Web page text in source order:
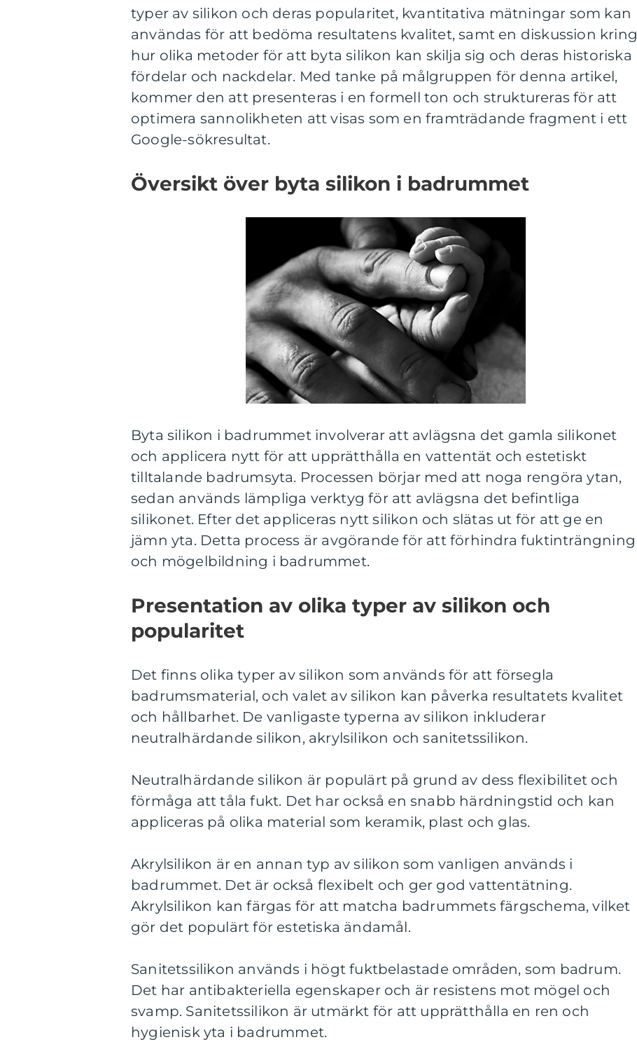
typer av silikon och deras popularitet, kvantitativa mätningar som kan
användas för att bedöma resultatens kvalitet, samt en diskussion kring
hur olika metoder för att byta silikon kan skilja sig och deras historiska
fördelar och nackdelar. Med tanke på målgruppen för denna artikel,
kommer den att presenteras i en formell ton och struktureras för att
optimera sannolikheten att visas som en framträdande fragment i ett
Google-sökresultat.
Översikt över byta silikon i badrummet
Byta silikon i badrummet involverar att avlägsna det gamla silikonet
och applicera nytt för att upprätthålla en vattentät och estetiskt
tilltalande badrumsyta. Processen börjar med att noga rengöra ytan,
sedan används lämpliga verktyg för att avlägsna det befintliga
silikonet. Efter det appliceras nytt silikon och slätas ut för att ge en
jämn yta. Detta process är avgörande för att förhindra fuktinträngning
och mögelbildning i badrummet.
Presentation av olika typer av silikon och
popularitet
Det finns olika typer av silikon som används för att försegla
badrumsmaterial, och valet av silikon kan påverka resultatets kvalitet
och hållbarhet. De vanligaste typerna av silikon inkluderar
neutralhärdande silikon, akrylsilikon och sanitetssilikon.
Neutralhärdande silikon är populärt på grund av dess flexibilitet och
förmåga att tåla fukt. Det har också en snabb härdningstid och kan
appliceras på olika material som keramik, plast och glas.
Akrylsilikon är en annan typ av silikon som vanligen används i
badrummet. Det är också flexibelt och ger god vattentätning.
Akrylsilikon kan färgas för att matcha badrummets färgschema, vilket
gör det populärt för estetiska ändamål.
Sanitetssilikon används i högt fuktbelastade områden, som badrum.
Det har antibakteriella egenskaper och är resistens mot mögel och
svamp. Sanitetssilikon är utmärkt för att upprätthålla en ren och
hygienisk yta i badrummet.